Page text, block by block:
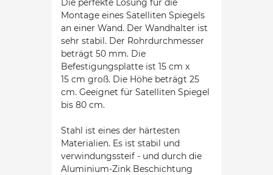
Montage eines Satelliten Spiegels
an einer Wand. Der Wandhalter ist
sehr stabil. Der Rohrdurchmesser
beträgt 50 mm. Die
Befestigungsplatte ist 15 cm x
15 cm groß. Die Höhe beträgt 25
cm. Geeignet für Satelliten Spiegel
bis 80 cm.
Stahl ist eines der härtesten
Materialien. Es ist stabil und
verwindungssteif - und durch die
Aluminium-Zink Beschichtung